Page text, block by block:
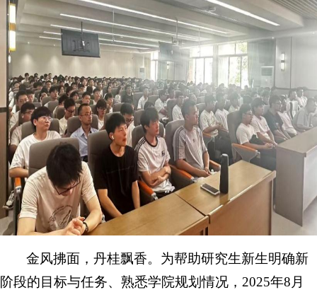
金风拂面，丹桂飘香。为帮助研究生新生明确新
阶段的目标与任务、熟悉学院规划情况，2025年8月